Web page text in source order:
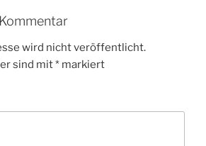
wird nicht veröffentlicht.
sind mit* markiert